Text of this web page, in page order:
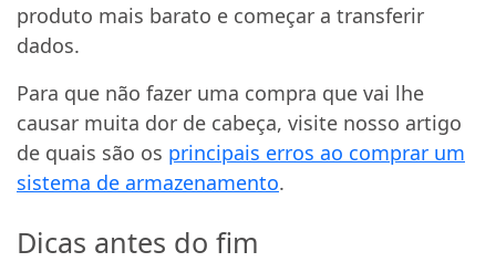
produto mais barato e começar a transferir
dados.
Para que não fazer uma compra que vai lhe
causar muita dor de cabeça, visite nosso artigo
de quais são os principais erros ao comprar um
sistema de armazenamento.
Dicas antes do fim